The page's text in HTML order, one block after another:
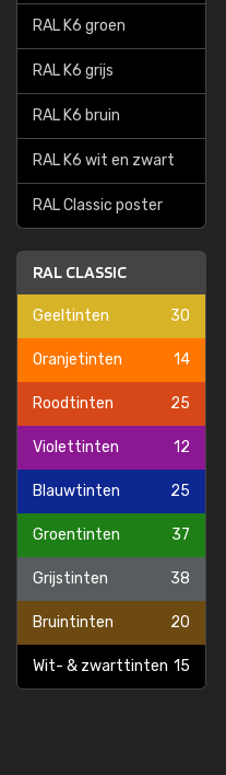
RAL K6 groen
RAL K6 grijs
RAL K6 bruin
RAL K6 wit en zwart
RAL Classic poster
RAL CLASSIC
Geeltinten 30
Oranjetinten 14
Roodtinten 25
Violettinten 12
Blauwtinten 25
Groentinten 37
Grijstinten 38
Bruintinten 20
Wit- & zwarttinten 15